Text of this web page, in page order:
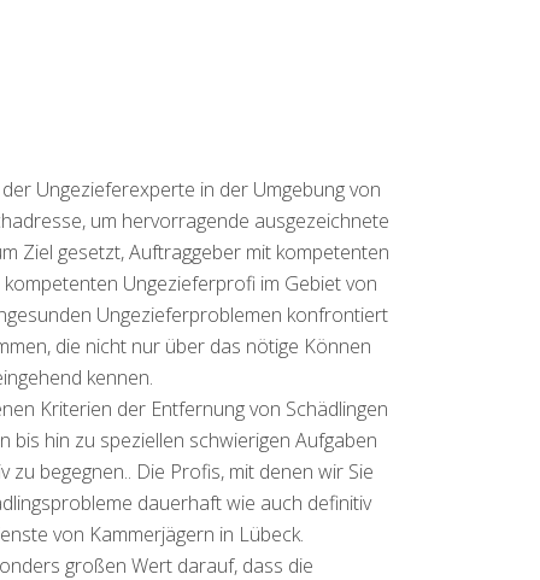
Ungezieferexperte in der Umgebung von
um hervorragende ausgezeichnete
Ziel gesetzt, Auftraggeber mit kompetenten
Ungezieferprofi im Gebiet von
Ungezieferproblemen konfrontiert
die nicht nur über das nötige Können
kennen.
Kriterien der Entfernung von Schädlingen
bis hin zu speziellen schwierigen Aufgaben
begegnen.. Die Profis, mit denen wir Sie
dauerhaft wie auch definitiv
von Kammerjägern in Lübeck.
großen Wert darauf, dass die